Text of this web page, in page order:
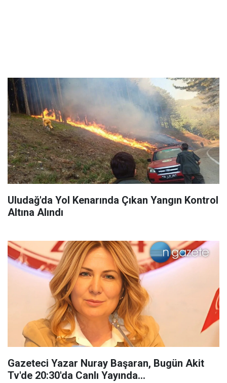
Uludağ'da Yol Kenarında Çıkan Yangın Kontrol
Altına Alındı
Gazeteci Yazar Nuray Başaran, Bugün Akit
Tv'de 20:30'da Canlı Yayında...